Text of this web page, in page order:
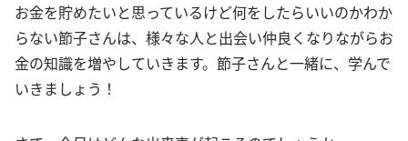
お金を貯めたいと思っているけど何をしたらいいのかわか
らない節子さんは、様々な人と出会い仲良くなりながらお
金の知識を増やしていきます。節子さんと一緒に、学んで
いきましょう！